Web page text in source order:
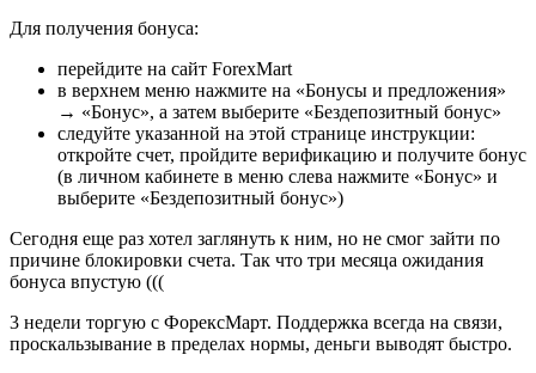
Для получения бонуса:
перейдите на сайт ForexMart
в верхнем меню нажмите на «Бонусы и предложения»
→ «Бонус», а затем выберите «Бездепозитный бонус»
следуйте указанной на этой странице инструкции:
откройте счет, пройдите верификацию и получите бонус
(в личном кабинете в меню слева нажмите «Бонус» и
выберите «Бездепозитный бонус»)
Cегодня еще раз хотел заглянуть к ним, но не смог зайти по
причине блокировки счета. Так что три месяца ожидания
бонуса впустую (((
3 недели торгую с ФорексМарт. Поддержка всегда на связи,
проскальзывание в пределах нормы, деньги выводят быстро.